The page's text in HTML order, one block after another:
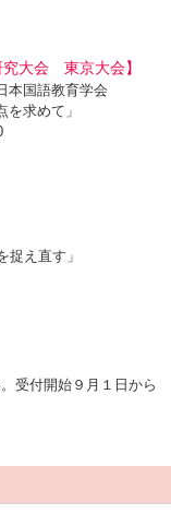
大会 東京大会】
国語教育学会
求めて」
え直す」
受付開始９月１日から